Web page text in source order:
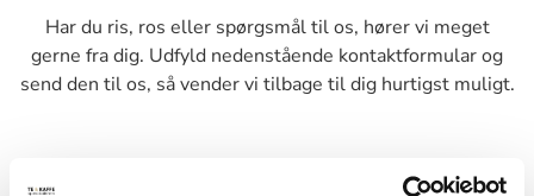
Har du ris, ros eller spørgsmål til os, hører vi meget
gerne fra dig. Udfyld nedenstående kontaktformular og
send den til os, så vender vi tilbage til dig hurtigst muligt.